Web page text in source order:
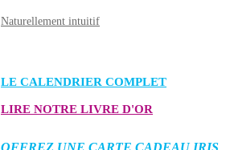
Naturellement intuitif
LE CALENDRIER COMPLET
LIRE NOTRE LIVRE D'OR
OFFREZ UNE CARTE CADEAU IRIS